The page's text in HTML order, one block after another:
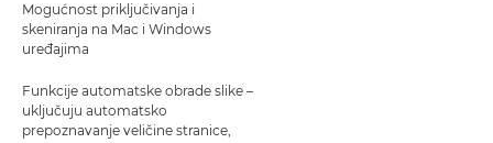
Mogućnost priključivanja i
skeniranja na Mac i Windows
uređajima
Funkcije automatske obrade slike –
uključuju automatsko
prepoznavanje veličine stranice,